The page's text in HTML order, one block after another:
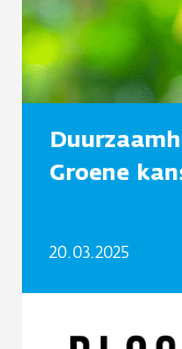
Groene
20.03.2025